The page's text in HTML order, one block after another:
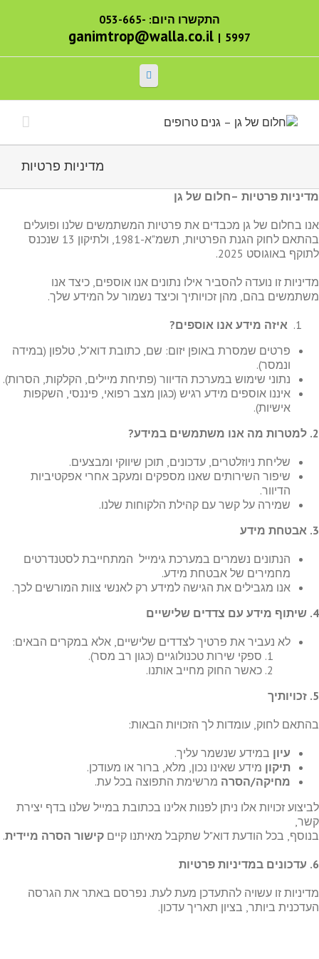
התקשרו היום: 053-665-
5997
|
ganimtrop@walla.co.il
מדיניות פרטיות
מדיניות פרטיות –חלום של גן
אנו בחלום של גן מכבדים את פרטיות המשתמשים שלנו ופועלים
בהתאם לחוק הגנת הפרטיות, תשמ"א-1981, ולתיקון 13 שנכנס
לתוקף באוגוסט 2025.
מדיניות זו נועדה להסביר אילו נתונים אנו אוספים, כיצד אנו
משתמשים בהם, מהן זכויותיך וכיצד נשמור על המידע שלך.
איזה מידע אנו אוספים?
פרטים שמסרת באופן יזום: שם, כתובת דוא"ל, טלפון (במידה
ונמסר).
נתוני שימוש במערכת הדיוור (פתיחת מיילים, הקלקות, הסרות).
איננו אוספים מידע רגיש (כגון מצב רפואי, פיננסי, השקפות
אישיות).
2. למטרות מה אנו משתמשים במידע?
שליחת ניוזלטרים, עדכונים, תוכן שיווקי ומבצעים.
שיפור השירותים שאנו מספקים ומעקב אחרי אפקטיביות
הדיוור.
שמירה על קשר עם קהילת הלקוחות שלנו.
3. אבטחת מידע
הנתונים נשמרים במערכת גימייל המתחייבת לסטנדרטים
מחמירים של אבטחת מידע.
אנו מגבילים את הגישה למידע רק לאנשי צוות המורשים לכך.
4. שיתוף מידע עם צדדים שלישיים
לא נעביר את פרטיך לצדדים שלישיים, אלא במקרים הבאים:
ספקי שירות טכנולוגיים (כגון רב מסר).
כאשר החוק מחייב אותנו.
5. זכויותיך
בהתאם לחוק, עומדות לך הזכויות הבאות:
עיון במידע שנשמר עליך.
תיקון מידע שאינו נכון, מלא, ברור או מעודכן.
מחיקה/הסרה מרשימת התפוצה בכל עת.
לביצוע זכויות אלו ניתן לפנות אלינו בכתובת במייל שלנו בדף יצירת
קשר,
בנוסף, בכל הודעת דוא"ל שתקבל מאיתנו קיים קישור הסרה מיידית.
6. עדכונים במדיניות פרטיות
מדיניות זו עשויה להתעדכן מעת לעת. נפרסם באתר את הגרסה
העדכנית ביותר, בציון תאריך עדכון.